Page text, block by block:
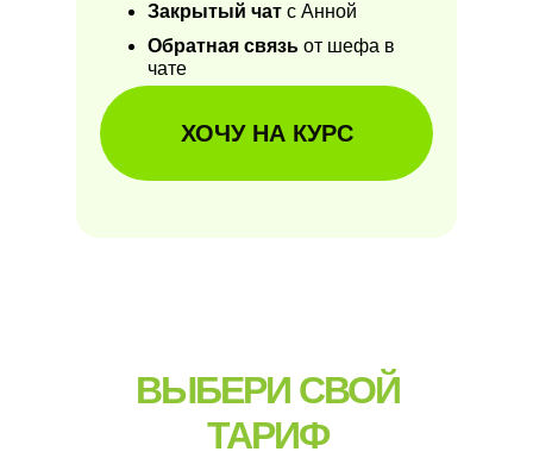
ХОЧУ НА КУРС
Закрытый чат с Анной
Обратная связь от шефа в
чате
ВЫБЕРИ СВОЙ
ТАРИФ